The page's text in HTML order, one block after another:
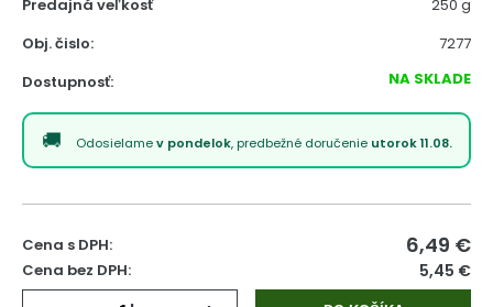
Predajná veľkosť
250 g
Obj. čislo:
7277
Dostupnosť:
NA SKLADE
Odosielamev pondelok, predbežné doručenie utorok 11.08.
Cena s DPH: 6,49 €
Cena bez DPH: 5,45 €